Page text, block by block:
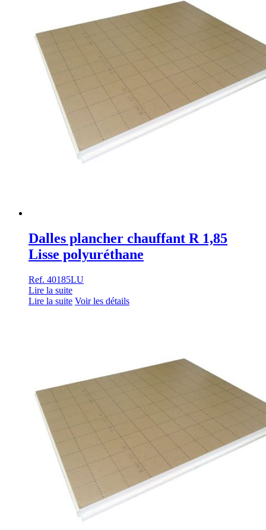
Dalles plancher chauffant R 1,85
Lisse polyuréthane
Ref. 40185LU
Lire la suite
Lire la suite Voir les détails